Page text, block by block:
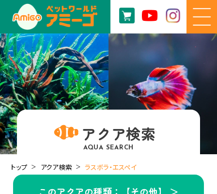
アクア検索
AQUA SEARCH
トップ アクア検索 ラスボラ・エスペイ
このアクアの種類：【その他】 ＞